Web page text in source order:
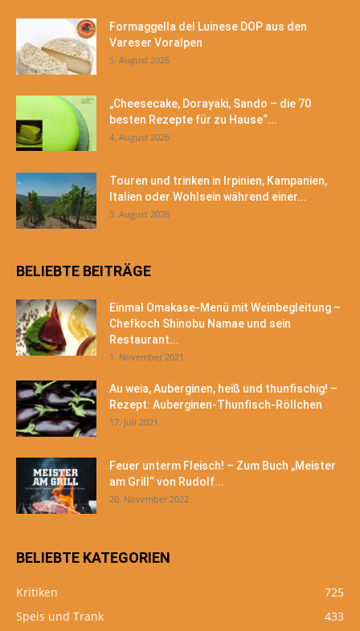
Formaggella del Luinese DOP aus den
Vareser Voralpen
5. August 2026
„Cheesecake, Dorayaki, Sando – die 70
besten Rezepte für zu Hause“...
4. August 2026
Touren und trinken in Irpinien, Kampanien,
Italien oder Wohlsein während einer...
3. August 2026
BELIEBTE BEITRÄGE
Einmal Omakase-Menü mit Weinbegleitung –
Chefkoch Shinobu Namae und sein
Restaurant...
1. November 2021
Au weia, Auberginen, heiß und thunfischig! –
Rezept: Auberginen-Thunfisch-Röllchen
17. Juli 2021
Feuer unterm Fleisch! – Zum Buch „Meister
am Grill“ von Rudolf...
20. November 2022
BELIEBTE KATEGORIEN
Kritiken
725
Speis und Trank
433